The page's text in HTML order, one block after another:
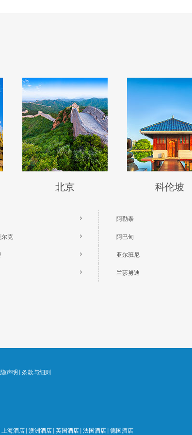
北京 科伦坡
阿勒泰
尔克 阿巴甸
亚尔班尼
兰莎努迪
声明 | 条款与细则
上海酒店 | 澳洲酒店 | 英国酒店 | 法国酒店 | 德国酒店